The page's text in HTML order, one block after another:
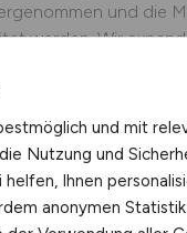
und die
werden. Wir
und
Recycling
Kirchardt
und mit
Nutzung und
Ihnen
anonymen